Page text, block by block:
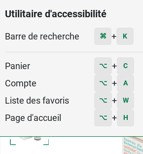
Utilitaire d'accessibilité
Barre de recherche ⌘ + K
Panier ⌥ + C
Compte ⌥ + A
Liste des favoris ⌥ + W
Page d'accueil ⌥ + H
Menu